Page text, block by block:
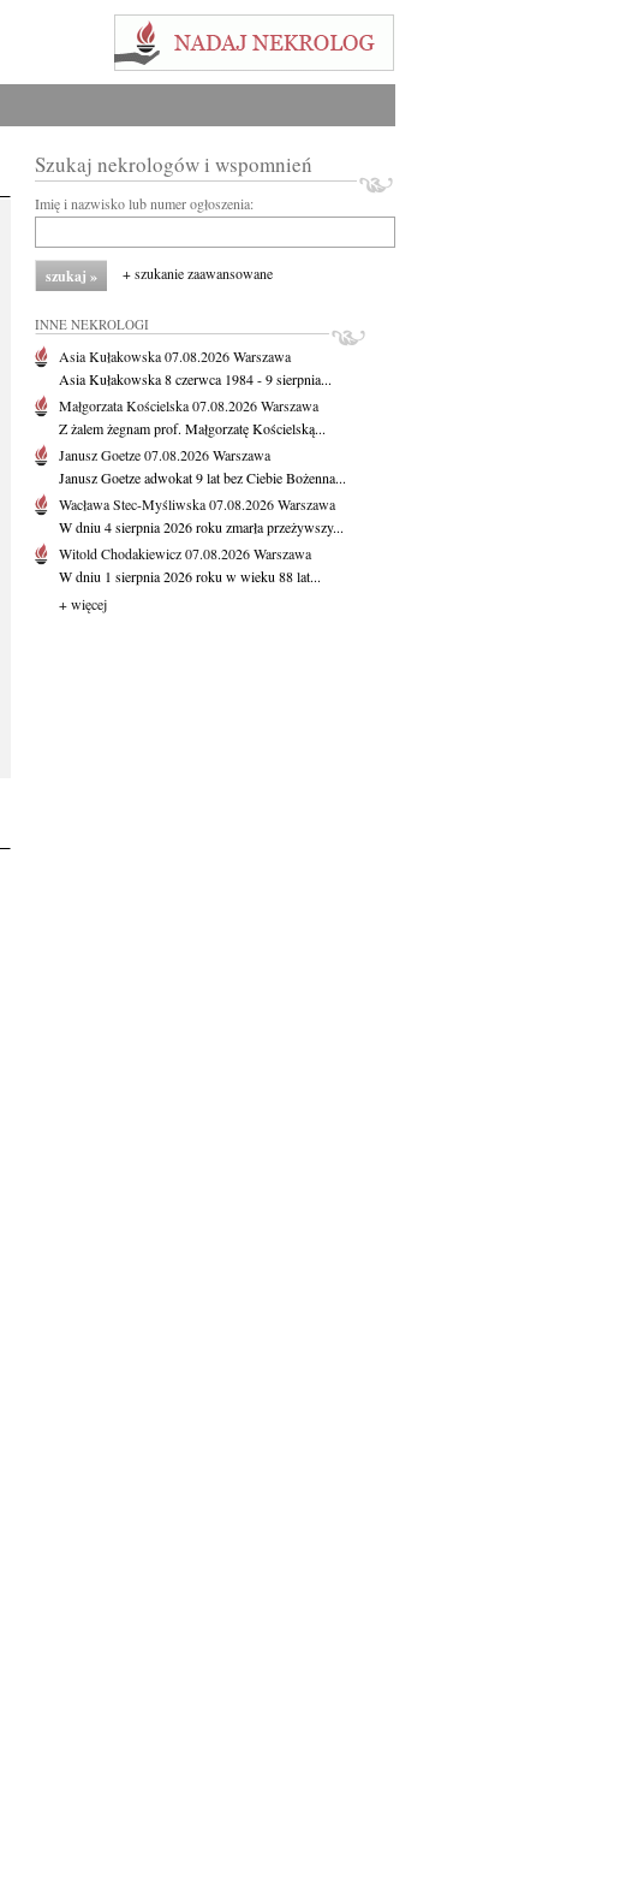
Szukaj nekrologów i wspomnień
Imię i nazwisko lub numer ogłoszenia:
+ szukanie zaawansowane
INNE NEKROLOGI
Asia Kułakowska07.08.2026Warszawa
Asia Kułakowska 8 czerwca 1984 - 9 sierpnia...
Małgorzata Kościelska07.08.2026Warszawa
Z żalem żegnam prof. Małgorzatę Kościelską...
Janusz Goetze07.08.2026Warszawa
Janusz Goetze adwokat 9 lat bez Ciebie Bożenna...
Wacława Stec-Myśliwska07.08.2026Warszawa
W dniu 4 sierpnia 2026 roku zmarła przeżywszy...
Witold Chodakiewicz07.08.2026Warszawa
W dniu 1 sierpnia 2026 roku w wieku 88 lat...
+ więcej